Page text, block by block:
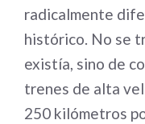
radicalmente
histórico. No se
existía, sino de
trenes de alta
250 kilómetros